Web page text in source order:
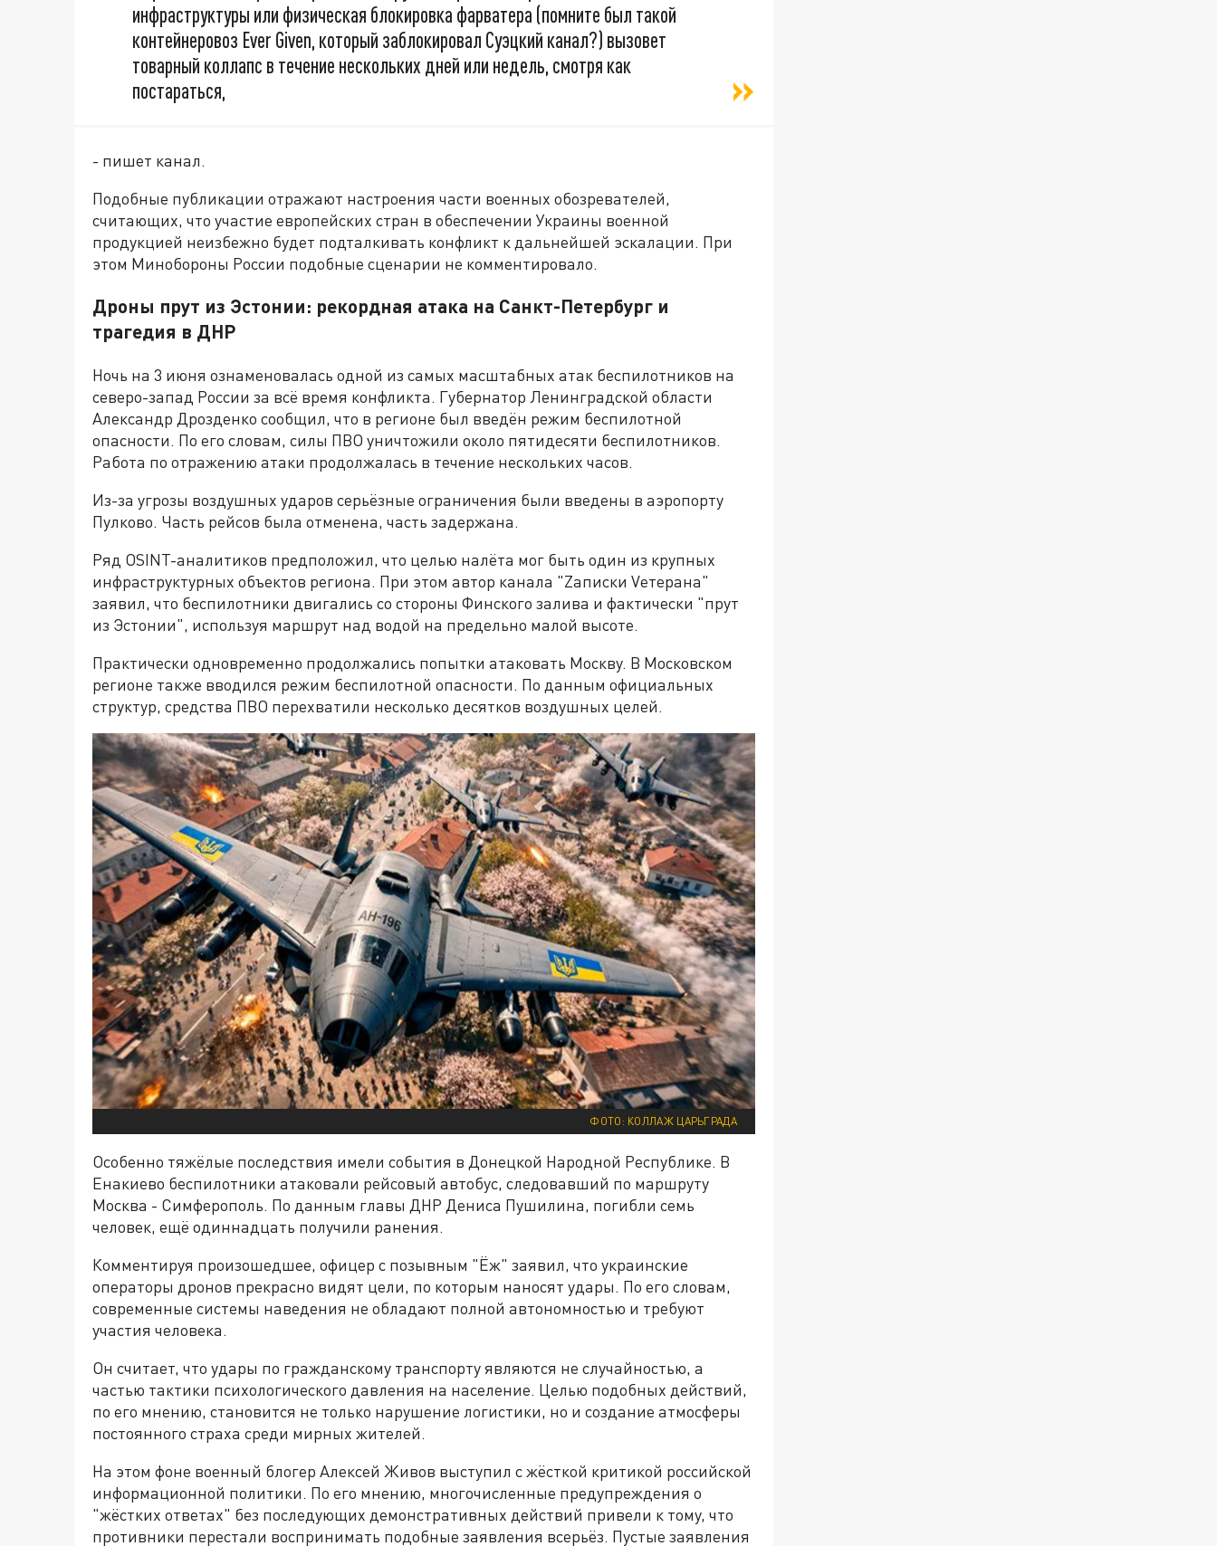
инфраструктуры или физическая блокировка фарватера (помните был такой
контейнеровоз Ever Given, который заблокировал Суэцкий канал?) вызовет
товарный коллапс в течение нескольких дней или недель, смотря как
постараться,
- пишет канал.
Подобные публикации отражают настроения части военных обозревателей,
считающих, что участие европейских стран в обеспечении Украины военной
продукцией неизбежно будет подталкивать конфликт к дальнейшей эскалации. При
этом Минобороны России подобные сценарии не комментировало.
Дроны прут из Эстонии: рекордная атака на Санкт-Петербург и
трагедия в ДНР
Ночь на 3 июня ознаменовалась одной из самых масштабных атак беспилотников на
северо-запад России за всё время конфликта. Губернатор Ленинградской области
Александр Дрозденко сообщил, что в регионе был введён режим беспилотной
опасности. По его словам, силы ПВО уничтожили около пятидесяти беспилотников.
Работа по отражению атаки продолжалась в течение нескольких часов.
Из-за угрозы воздушных ударов серьёзные ограничения были введены в аэропорту
Пулково. Часть рейсов была отменена, часть задержана.
Ряд OSINT-аналитиков предположил, что целью налёта мог быть один из крупных
инфраструктурных объектов региона. При этом автор канала "Zаписки Vетерана"
заявил, что беспилотники двигались со стороны Финского залива и фактически "прут
из Эстонии", используя маршрут над водой на предельно малой высоте.
Практически одновременно продолжались попытки атаковать Москву. В Московском
регионе также вводился режим беспилотной опасности. По данным официальных
структур, средства ПВО перехватили несколько десятков воздушных целей.
ФОТО: КОЛЛАЖ ЦАРЬГРАДА
Особенно тяжёлые последствия имели события в Донецкой Народной Республике. В
Енакиево беспилотники атаковали рейсовый автобус, следовавший по маршруту
Москва - Симферополь. По данным главы ДНР Дениса Пушилина, погибли семь
человек, ещё одиннадцать получили ранения.
Комментируя произошедшее, офицер с позывным "Ёж" заявил, что украинские
операторы дронов прекрасно видят цели, по которым наносят удары. По его словам,
современные системы наведения не обладают полной автономностью и требуют
участия человека.
Он считает, что удары по гражданскому транспорту являются не случайностью, а
частью тактики психологического давления на население. Целью подобных действий,
по его мнению, становится не только нарушение логистики, но и создание атмосферы
постоянного страха среди мирных жителей.
На этом фоне военный блогер Алексей Живов выступил с жёсткой критикой российской
информационной политики. По его мнению, многочисленные предупреждения о
"жёстких ответах" без последующих демонстративных действий привели к тому, что
противники перестали воспринимать подобные заявления всерьёз. Пустые заявления